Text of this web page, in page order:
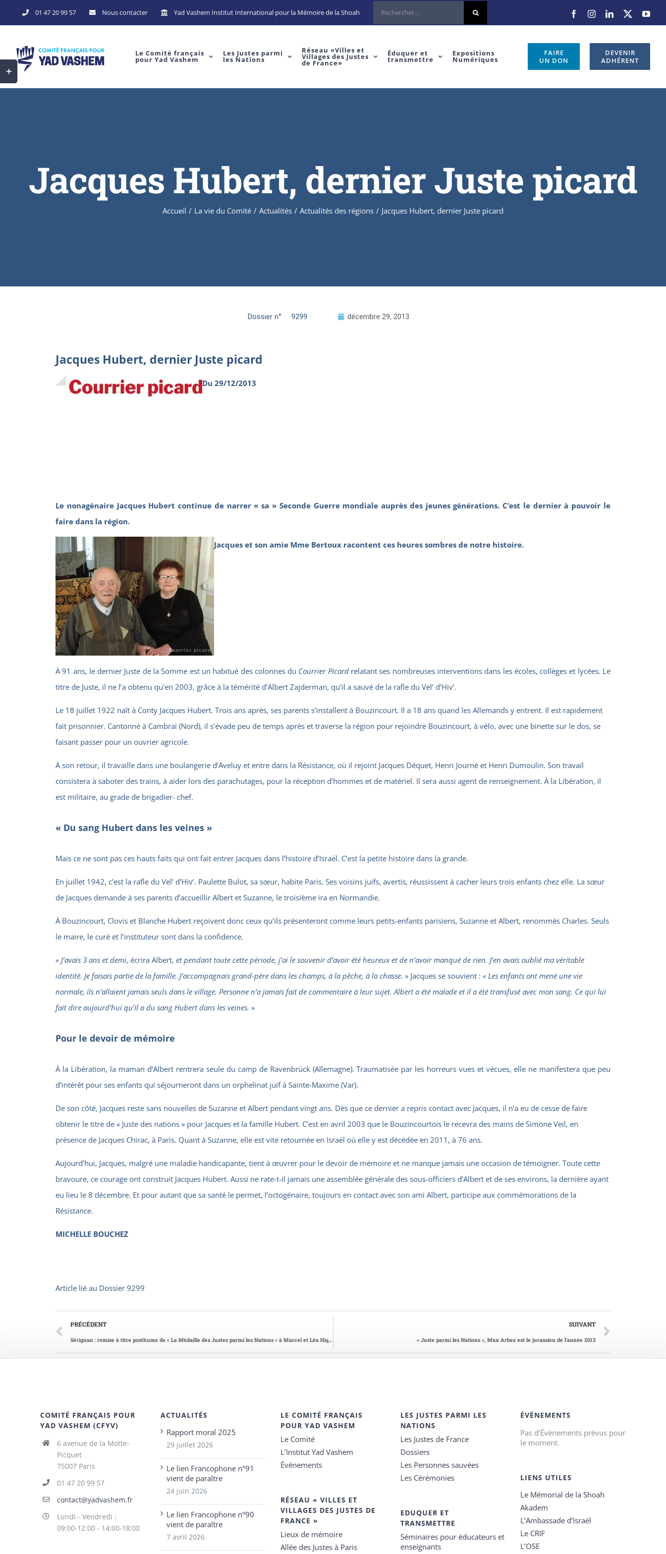
01 47 20 99 57 Nous contacter Yad Vashem Institut International pour la Mémoire de la Shoah
Le Comité français
pour Yad Vashem
Les Justes parmi
les Nations
Réseau «Villes et
Villages des Justes
de France»
Éduquer et
transmettre
Expositions
Numériques
FAIRE
UN DON
DEVENIR
ADHÉRENT
Jacques Hubert, dernier Juste picard
Accueil / La vie du Comité / Actualités / Actualités des régions / Jacques Hubert, dernier Juste picard
Dossier n° 9299 décembre 29, 2013
Jacques Hubert, dernier Juste picard
Du 29/12/2013
Le nonagénaire Jacques Hubert continue de narrer « sa » Seconde Guerre mondiale auprès des jeunes générations. C’est le dernier à pouvoir le
faire dans la région.
Jacques et son amie Mme Bertoux racontent ces heures sombres de notre histoire.
À 91 ans, le dernier Juste de la Somme est un habitué des colonnes du Courrier Picardrelatant ses nombreuses interventions dans les écoles, collèges et lycées. Le
titre de Juste, il ne l’a obtenu qu’en 2003, grâce à la témérité d’Albert Zajderman, qu’il a sauvé de la rafle du Vel’ d’Hiv’.
Le 18 juillet 1922 naît à Conty Jacques Hubert. Trois ans après, ses parents s’installent à Bouzincourt. Il a 18 ans quand les Allemands y entrent. Il est rapidement
fait prisonnier. Cantonné à Cambrai (Nord), il s’évade peu de temps après et traverse la région pour rejoindre Bouzincourt, à vélo, avec une binette sur le dos, se
faisant passer pour un ouvrier agricole.
À son retour, il travaille dans une boulangerie d’Aveluy et entre dans la Résistance, où il rejoint Jacques Déquet, Henri Journé et Henri Dumoulin. Son travail
consistera à saboter des trains, à aider lors des parachutages, pour la réception d’hommes et de matériel. Il sera aussi agent de renseignement. À la Libération, il
est militaire, au grade de brigadier- chef.
« Du sang Hubert dans les veines »
Mais ce ne sont pas ces hauts faits qui ont fait entrer Jacques dans l’histoire d’Israël. C’est la petite histoire dans la grande.
En juillet 1942, c’est la rafle du Vel’ d’Hiv’. Paulette Bulot, sa sœur, habite Paris. Ses voisins juifs, avertis, réussissent à cacher leurs trois enfants chez elle. La sœur
de Jacques demande à ses parents d’accueillir Albert et Suzanne, le troisième ira en Normandie.
À Bouzincourt, Clovis et Blanche Hubert reçoivent donc ceux qu’ils présenteront comme leurs petits-enfants parisiens, Suzanne et Albert, renommés Charles. Seuls
le maire, le curé et l’instituteur sont dans la confidence.
« J’avais 3 ans et demi, écrira Albert, et pendant toute cette période, j’ai le souvenir d’avoir été heureux et de n’avoir manqué de rien. J’en avais oublié ma véritable
identité. Je faisais partie de la famille. J’accompagnais grand-père dans les champs, à la pêche, à la chasse. » Jacques se souvient : « Les enfants ont mené une vie
normale, ils n’allaient jamais seuls dans le village. Personne n’a jamais fait de commentaire à leur sujet. Albert a été malade et il a été transfusé avec mon sang. Ce qui lui
fait dire aujourd’hui qu’il a du sang Hubert dans les veines. »
Pour le devoir de mémoire
À la Libération, la maman d’Albert rentrera seule du camp de Ravenbrück (Allemagne). Traumatisée par les horreurs vues et vécues, elle ne manifestera que peu
d’intérêt pour ses enfants qui séjourneront dans un orphelinat juif à Sainte-Maxime (Var).
De son côté, Jacques reste sans nouvelles de Suzanne et Albert pendant vingt ans. Dès que ce dernier a repris contact avec Jacques, il n’a eu de cesse de faire
obtenir le titre de « Juste des nations » pour Jacques et la famille Hubert. C’est en avril 2003 que le Bouzincourtois le recevra des mains de Simone Veil, en
présence de Jacques Chirac, à Paris. Quant à Suzanne, elle est vite retournée en Israël où elle y est décédée en 2011, à 76 ans.
Aujourd’hui, Jacques, malgré une maladie handicapante, tient à œuvrer pour le devoir de mémoire et ne manque jamais une occasion de témoigner. Toute cette
bravoure, ce courage ont construit Jacques Hubert. Aussi ne rate-t-il jamais une assemblée générale des sous-officiers d’Albert et de ses environs, la dernière ayant
eu lieu le 8 décembre. Et pour autant que sa santé le permet, l’octogénaire, toujours en contact avec son ami Albert, participe aux commémorations de la
Résistance.
MICHELLE BOUCHEZ
Article lié au Dossier 9299
PRÉCÉDENT
Sérignan : remise à titre posthume de « La Médaille des Justes parmi les Nations » à Marcel et Léa Hiquet
SUIVANT
« Juste parmi les Nations », Max Arbez est le jurassien de l’année 2013
COMITÉ FRANÇAIS POUR
YAD VASHEM (CFYV)
6 avenue de la Motte-
Picquet
75007 Paris
01 47 20 99 57
contact@yadvashem.fr
Lundi - Vendredi :
09:00-12:00 - 14:00-18:00
ACTUALITÉS
Rapport moral 2025
29 juillet 2026
Le lien Francophone n°91
vient de paraître
24 juin 2026
Le lien Francophone n°90
vient de paraître
7 avril 2026
LE COMITÉ FRANÇAIS
POUR YAD VASHEM
Le Comité
L’Institut Yad Vashem
Événements
RÉSEAU « VILLES ET
VILLAGES DES JUSTES DE
FRANCE »
Lieux de mémoire
Allée des Justes à Paris
LES JUSTES PARMI LES
NATIONS
Les Justes de France
Dossiers
Les Personnes sauvées
Les Cérémonies
EDUQUER ET
TRANSMETTRE
Séminaires pour éducateurs et
enseignants
ÉVÉNEMENTS
Pas d'Évènements prévus pour
le moment.
LIENS UTILES
Le Mémorial de la Shoah
Akadem
L’Ambassade d’Israël
Le CRIF
L’OSE